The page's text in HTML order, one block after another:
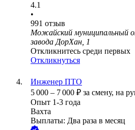
4.1
•
991 отзыв
Можайский муниципальный
завода ДорХан, 1
Откликнитесь среди первых
Откликнуться
Инженер ПТО
5 000 – 7 000 ₽ за смену, на
Опыт 1-3 года
Вахта
Выплаты: Два раза в месяц